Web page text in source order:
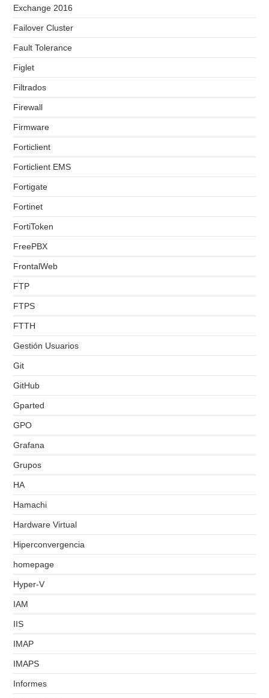
Exchange 2016
Failover Cluster
Fault Tolerance
Figlet
Filtrados
Firewall
Firmware
Forticlient
Forticlient EMS
Fortigate
Fortinet
FortiToken
FreePBX
FrontalWeb
FTP
FTPS
FTTH
Gestión Usuarios
Git
GitHub
Gparted
GPO
Grafana
Grupos
HA
Hamachi
Hardware Virtual
Hiperconvergencia
homepage
Hyper-V
IAM
IIS
IMAP
IMAPS
Informes